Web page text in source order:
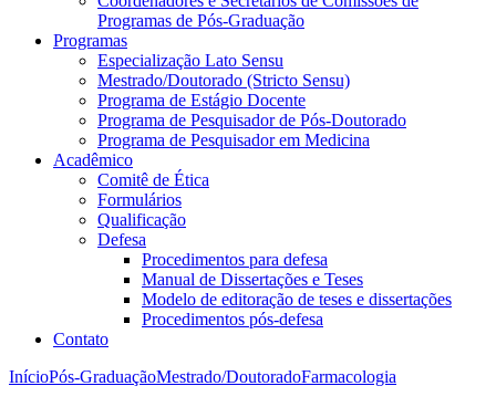
Programas de Pós-Graduação
Programas
Especialização Lato Sensu
Mestrado/Doutorado (Stricto Sensu)
Programa de Estágio Docente
Programa de Pesquisador de Pós-Doutorado
Programa de Pesquisador em Medicina
Acadêmico
Comitê de Ética
Formulários
Qualificação
Defesa
Procedimentos para defesa
Manual de Dissertações e Teses
Modelo de editoração de teses e dissertações
Procedimentos pós-defesa
Contato
InícioPós-GraduaçãoMestrado/DoutoradoFarmacologia